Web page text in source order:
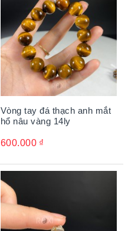
Vòng tay đá thạch anh mắt
hổ nâu vàng 14ly
600.000 ₫